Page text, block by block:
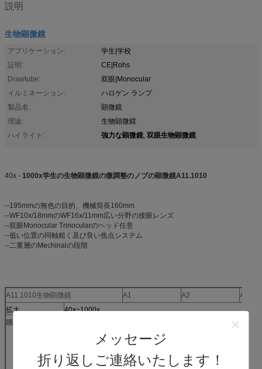
メッセージ
折り返しご連絡いたします！
説明
生物顕微鏡
アプリケーション:
学生|学校
証明:
CE|Rohs
Drawtube:
双眼|Monocular
イルミネーション:
ハロゲン ランプ
製品名:
顕微鏡
理論:
生物顕微鏡
ハイライト:
強力な顕微鏡, 双眼生物顕微鏡
40x - 1000x学生の生物顕微鏡の微調整のノブの顕微鏡A11.1010
--195mmの無色の目的、機械筒長160mm
--WF10x/18mmのWF16x/11mm広い分野の接眼レンズ
--双眼Monocular Trinocularのヘッド任意
--低い位置の同軸粗く及び良い焦点システム
--二重層のMechinalの段階
A11.1010生物顕微鏡 A1 A2
A3
拡大
40x~1000x
頭部
360°傾斜しました
Seidentopfの双眼
頭部、30°は、回